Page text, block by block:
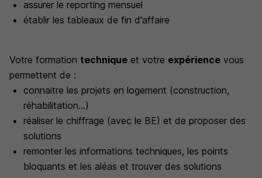
assurer le reporting mensuel
établir les tableaux de fin d'affaire
Votre formation technique et votre expérience vous
permettent de :
connaitre les projets en logement (construction,
réhabilitation...)
réaliser le chiffrage (avec le BE) et de proposer des
solutions
remonter les informations techniques, les points
bloquants et les aléas et trouver des solutions